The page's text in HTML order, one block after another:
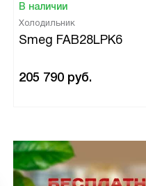
В наличии
Холодильник
Smeg FAB28LPK6
205 790 руб.